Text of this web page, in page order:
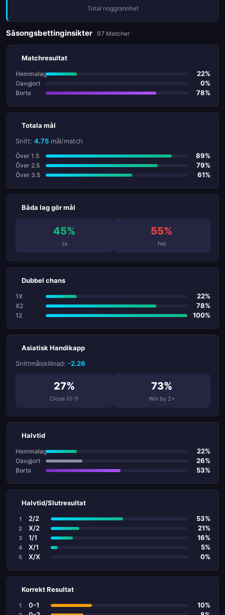
Total noggrannhet
Säsongsbettinginsikter 97 Matcher
Matchresultat
Hemmalag 22%
Oavgjort 0%
Borta 78%
Totala mål
Snitt: 4.75 mål/match
Över 1.5 89%
Över 2.5 79%
Över 3.5 61%
Båda lag gör mål
45%
Ja
55%
Nej
Dubbel chans
1X 22%
X2 78%
12 100%
Asiatisk Handikapp
Snittmålskillnad: -2.26
27%
Close (0-1)
73%
Win by 2+
Halvtid
Hemmalag 22%
Oavgjort 26%
Borta 53%
Halvtid/Slutresultat
1 2/2 53%
2 X/2 21%
3 1/1 16%
4 X/1 5%
5 X/X 0%
Korrekt Resultat
1 0-1 10%